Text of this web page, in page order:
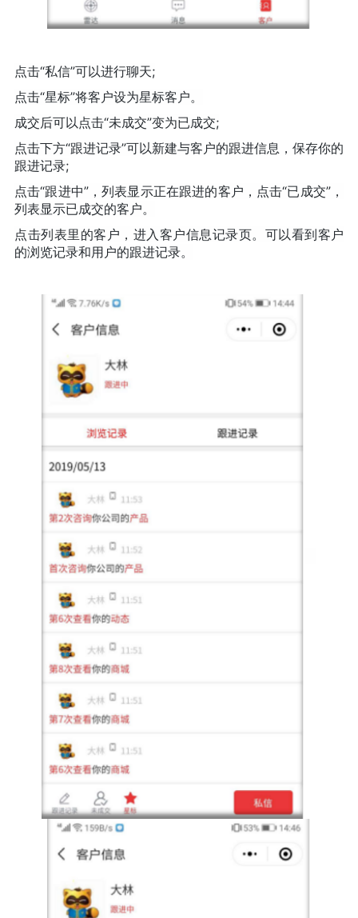
点击“私信”可以进行聊天;
点击“星标”将客户设为星标客户。
成交后可以点击“未成交”变为已成交;
点击下方“跟进记录”可以新建与客户的跟进信息，保存你的
跟进记录;
点击“跟进中”，列表显示正在跟进的客户，点击“已成交”，
列表显示已成交的客户。
点击列表里的客户，进入客户信息记录页。可以看到客户
的浏览记录和用户的跟进记录。